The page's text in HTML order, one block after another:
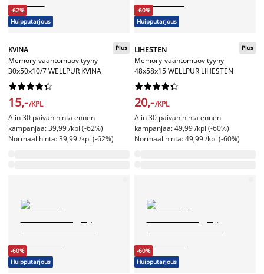
-62%
Huipputarjous
KVINA
Memory-vaahtomuovityyny
30x50x10/7 WELLPUR KVINA
Plus






15,-/KPL
Alin 30 päivän hinta ennen
kampanjaa: 39,99 /kpl (-62%)
Normaalihinta: 39,99 /kpl (-62%)
-60%
Huipputarjous
LIHESTEN
Memory-vaahtomuovityyny
48x58x15 WELLPUR LIHESTEN
Plus






20,-/KPL
Alin 30 päivän hinta ennen
kampanjaa: 49,99 /kpl (-60%)
Normaalihinta: 49,99 /kpl (-60%)
-60%
Huipputarjous
-60%
Huipputarjous